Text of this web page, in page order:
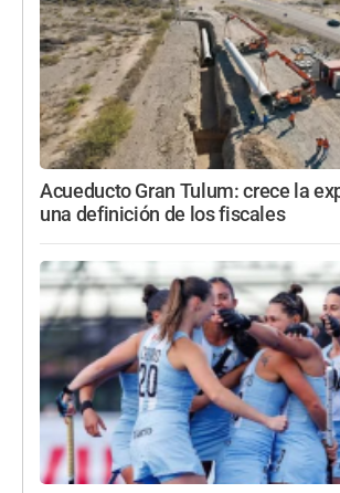
Acueducto Gran Tulum: crece la
una definición de los fiscales